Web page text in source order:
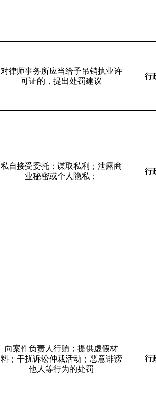
对律师事务所应当给予吊销执业许
可证的，提出处罚建议
行
私自接受委托；谋取私利；泄露商
业秘密或个人隐私；
行
向案件负责人行贿；提供虚假材
料；干扰诉讼仲裁活动；恶意诽谤
他人等行为的处罚
行